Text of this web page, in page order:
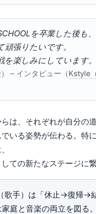
を卒業した後も、
頑張りたいです。
を楽しみにしています。
– インタビュー（Kstyle
は、それぞれが自分の道
いる姿勢が伝わる。特
ての新たなステージに繋
歌手）は「休止→復帰→
庭と音楽の両立を図る